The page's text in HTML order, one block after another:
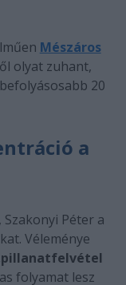
Mészáros
olyat zuhant,
20
a
Péter a
Véleménye
folyamat lesz